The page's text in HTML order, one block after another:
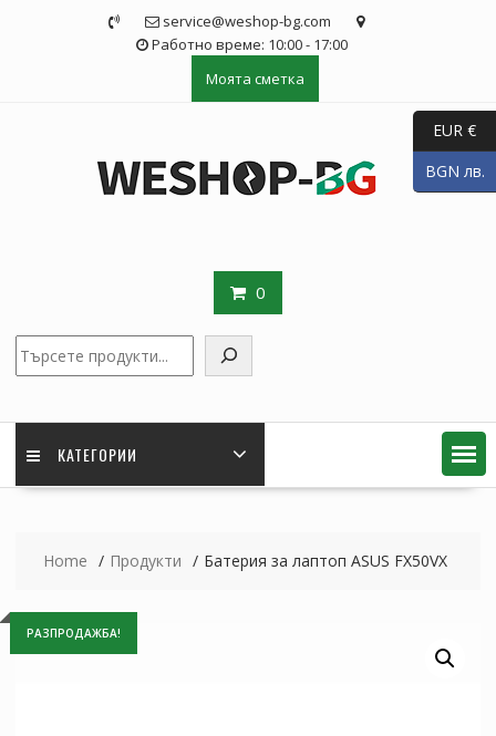
service@weshop-bg.com
Работно време: 10:00 - 17:00
Моята сметка
0
КАТЕГОРИИ
Home Продукти Батерия за лаптоп ASUS FX50VX
РАЗПРОДАЖБА!
EUR €
BGN лв.